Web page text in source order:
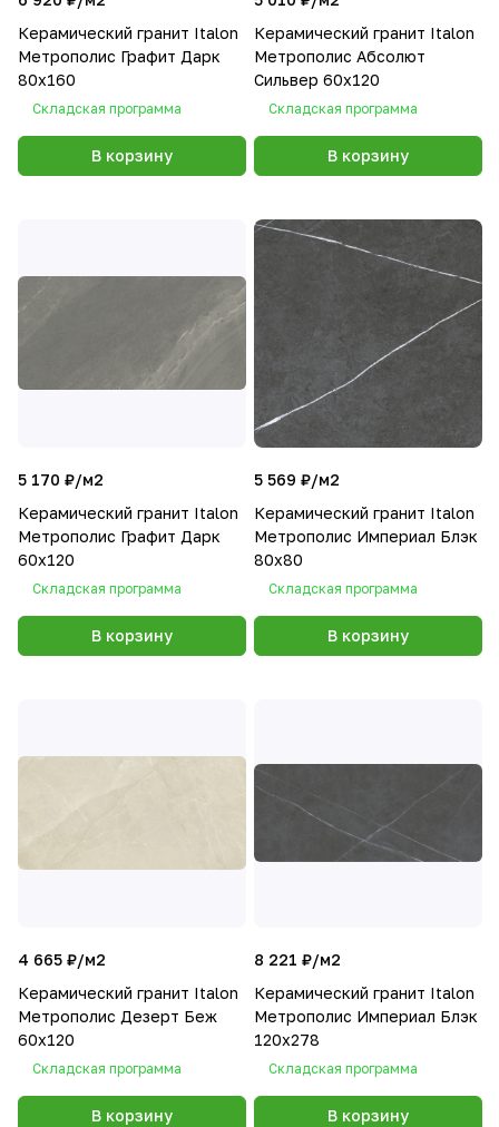
Керамический гранит Italon
Метрополис Графит Дарк
80х160
Складская программа
В корзину
Керамический гранит Italon
Метрополис Абсолют
Сильвер 60х120
Складская программа
В корзину
5 170 ₽/м2
Керамический гранит Italon
Метрополис Графит Дарк
60х120
Складская программа
В корзину
5 569 ₽/м2
Керамический гранит Italon
Метрополис Империал Блэк
80х80
Складская программа
В корзину
4 665 ₽/м2
Керамический гранит Italon
Метрополис Дезерт Беж
60х120
Складская программа
В корзину
8 221 ₽/м2
Керамический гранит Italon
Метрополис Империал Блэк
120х278
Складская программа
В корзину